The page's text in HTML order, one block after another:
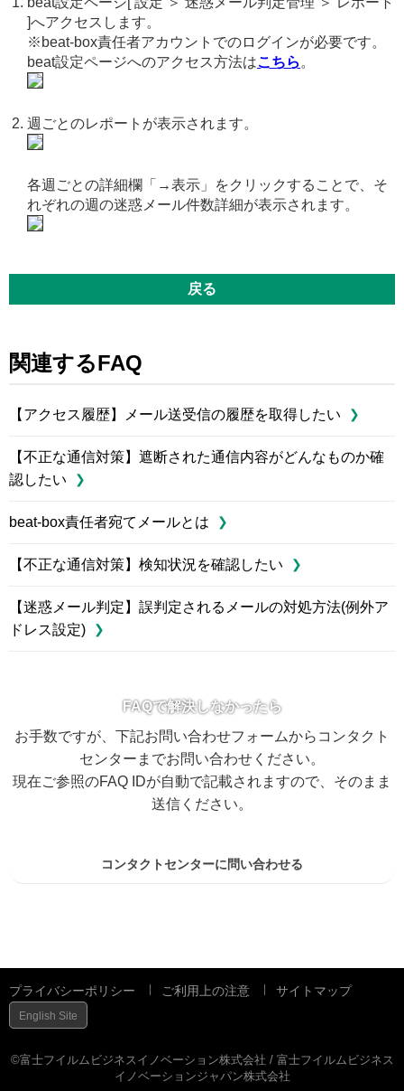
]へアクセスします。
※beat-box責任者アカウントでのログインが必要です。
beat設定ページへのアクセス方法はこちら 。
週ごとのレポートが表示されます。
各週ごとの詳細欄「→表示」をクリックすることで、そ
れぞれの週の迷惑メール件数詳細が表示されます。
戻る
関連するFAQ
【アクセス履歴】メール送受信の履歴を取得したい
【不正な通信対策】遮断された通信内容がどんなものか確
認したい
beat-box責任者宛てメールとは
【不正な通信対策】検知状況を確認したい
【迷惑メール判定】誤判定されるメールの対処方法(例外ア
ドレス設定)
FAQで解決しなかったら
お手数ですが、下記お問い合わせフォームからコンタクト
センターまでお問い合わせください。
現在ご参照のFAQ IDが自動で記載されますので、そのまま
送信ください。
コンタクトセンターに問い合わせる
プライバシーポリシー ご利用上の注意 サイトマップ
English Site
©富士フイルムビジネスイノベーション株式会社 / 富士フイルムビジネス
イノベーションジャパン株式会社